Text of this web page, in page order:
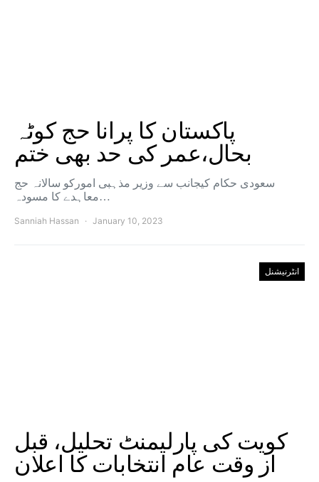
پاکستان کا پرانا حج کوٹہ
بحال،عمر کی حد بھی ختم
سعودی حکام کیجانب سے وزیر مذہبی امورکو سالانہ حج
معاہدے کا مسودہ…
Sanniah Hassan January 10, 2023
انٹرنیشنل
کویت کی پارلیمنٹ تحلیل، قبل
از وقت عام انتخابات کا اعلان